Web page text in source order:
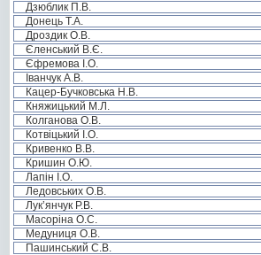
Дзюблик П.В.
Донець Т.А.
Дроздик О.В.
Єленський В.Є.
Єфремова І.О.
Іванчук А.В.
Кацер-Бучковська Н.В.
Княжицький М.Л.
Колганова О.В.
Котвіцький І.О.
Кривенко В.В.
Кришин О.Ю.
Лапін І.О.
Ледовських О.В.
Лук’янчук Р.В.
Масоріна О.С.
Медуниця О.В.
Пашинський С.В.